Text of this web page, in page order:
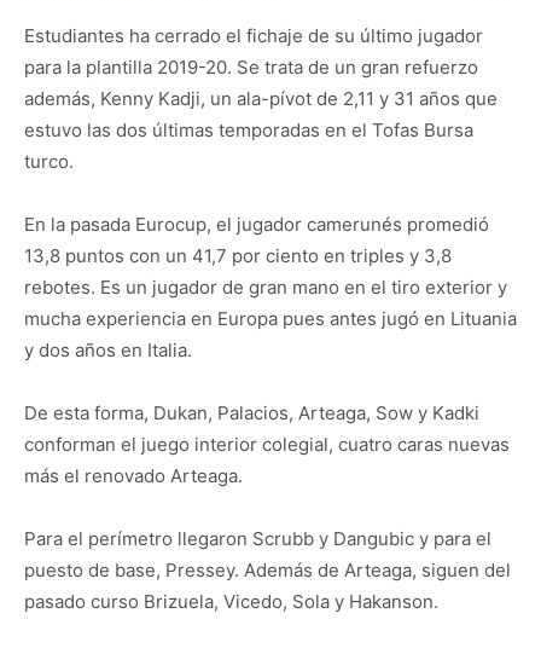
Estudiantes ha cerrado el fichaje de su último jugador
para la plantilla 2019-20. Se trata de un gran refuerzo
además, Kenny Kadji, un ala-pívot de 2,11 y 31 años que
estuvo las dos últimas temporadas en el Tofas Bursa
turco.
En la pasada Eurocup, el jugador camerunés promedió
13,8 puntos con un 41,7 por ciento en triples y 3,8
rebotes. Es un jugador de gran mano en el tiro exterior y
mucha experiencia en Europa pues antes jugó en Lituania
y dos años en Italia.
De esta forma, Dukan, Palacios, Arteaga, Sow y Kadki
conforman el juego interior colegial, cuatro caras nuevas
más el renovado Arteaga.
Para el perímetro llegaron Scrubb y Dangubic y para el
puesto de base, Pressey. Además de Arteaga, siguen del
pasado curso Brizuela, Vicedo, Sola y Hakanson.